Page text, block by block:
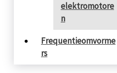
elektromotore
n
Frequentieomvorme
rs